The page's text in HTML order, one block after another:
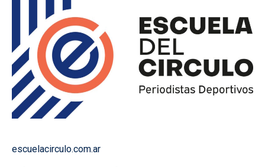
escuelacirculo.com.ar